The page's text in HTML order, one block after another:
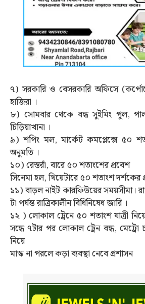
৭) সরকারি ও বেসরকারি অফিসে
হাজিরা ।
৮) সোমবার থেকে বন্ধ সুইমিং পুল,
চিড়িয়াখানা ।
৯) শপিং মল, মার্কেট কমপ্লেক্সে ৫০
অনুমতি ।
১০) রেস্তরাঁ, বারে ৫০ শতাংশের প্রবেশ
সিনেমা হল, থিয়েটারে ৫০ শতাংশ দর্শকের
১১) বাড়ল নাইট কারফিউয়ের সময়সীমা।
টা পর্যন্ত রাত্রিকালীন বিধিনিষেধ জারি ।
১২ ) লোকাল ট্রেনে ৫০ শতাংশ যাত্রী
সন্ধে ৭টার পর লোকাল ট্রেন বন্ধ, মেট্রো
নিয়ে
মাস্ক না পরলে কড়া ব্যবস্থা নেবে প্রশাসন